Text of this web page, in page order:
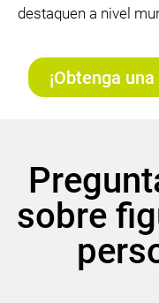
destaquen a nivel
¡Obtenga
sobre